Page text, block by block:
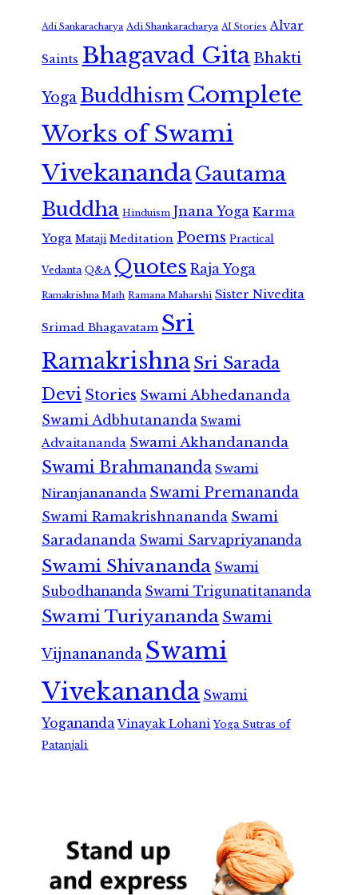
Adi Sankaracharya Adi Shankaracharya AI Stories Alvar
Saints Bhagavad GitaBhakti
Yoga Buddhism Complete
Works of Swami
VivekanandaGautama
Buddha Hinduism Jnana Yoga Karma
Yoga Mataji Meditation Poems Practical
Vedanta Q&A Quotes Raja Yoga
Ramakrishna Math Ramana Maharshi Sister Nivedita
Srimad Bhagavatam Sri
RamakrishnaSri Sarada
Devi Stories Swami Abhedananda
Swami Adbhutananda Swami
Advaitananda Swami Akhandananda
Swami Brahmananda Swami
Niranjanananda Swami Premananda
Swami Ramakrishnananda Swami
Saradananda Swami Sarvapriyananda
Swami Shivananda Swami
Subodhananda Swami Trigunatitananda
Swami Turiyananda Swami
Vijnanananda Swami
Vivekananda Swami
Yogananda Vinayak Lohani Yoga Sutras of
Patanjali